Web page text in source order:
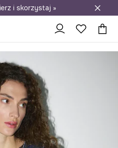
do salonów
i skorzystaj »